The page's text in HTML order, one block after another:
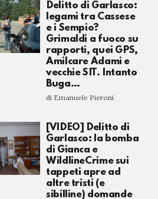
Delitto di Garlasco:
legami tra Cassese
e i Sempio?
Grimaldi a fuoco su
rapporti, quei GPS,
Amilcare Adami e
vecchie SIT. Intanto
Buga…
di Emanuele Pieroni
[VIDEO] Delitto di
Garlasco: la bomba
di Gianca e
WildlineCrime sui
tappeti apre ad
altre tristi (e
sibilline) domande